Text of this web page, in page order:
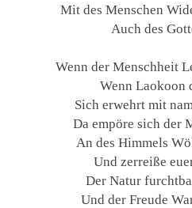
Mit des Menschen
Auch des
Wenn der Menschheit
Wenn Laokoon
Sich erwehrt mit
Da empöre sich der
An des Himmels
Und zerreiße
Der Natur
Und der Freude